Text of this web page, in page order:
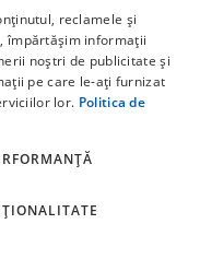
în mod obligatoriu
a Guvernului
prin
prioritară 6:
proiecte:
proiectului:
programe
reclamele și
împărtășim informații
noștri de publicitate și
pe care le-ați furnizat
lor. Politica de